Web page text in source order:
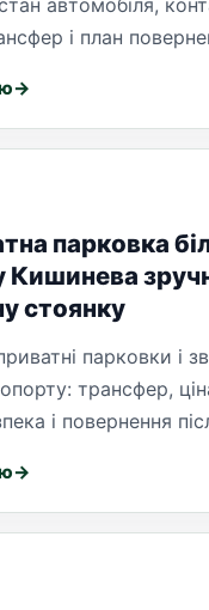
автомобіля,
і план
парковка
Кишинева
стоянку
парковки і
трансфер,
і повернення